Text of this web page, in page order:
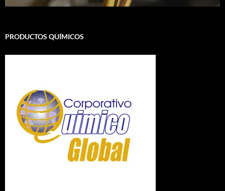
PRODUCTOS QUÍMICOS